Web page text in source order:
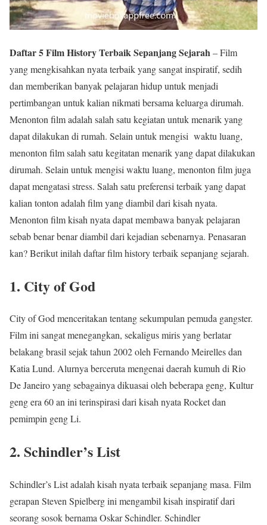
Daftar 5 Film History Terbaik Sepanjang Sejarah– Film
yang mengkisahkan nyata terbaik yang sangat inspiratif, sedih
dan memberikan banyak pelajaran hidup untuk menjadi
pertimbangan untuk kalian nikmati bersama keluarga dirumah.
Menonton film adalah salah satu kegiatan untuk menarik yang
dapat dilakukan di rumah. Selain untuk mengisi waktu luang,
menonton film salah satu kegitatan menarik yang dapat dilakukan
dirumah. Selain untuk mengisi waktu luang, menonton film juga
dapat mengatasi stress. Salah satu preferensi terbaik yang dapat
kalian tonton adalah film yang diambil dari kisah nyata.
Menonton film kisah nyata dapat membawa banyak pelajaran
sebab benar benar diambil dari kejadian sebenarnya. Penasaran
kan? Berikut inilah daftar film history terbaik sepanjang sejarah.
1. City of God
City of God menceritakan tentang sekumpulan pemuda gangster.
Film ini sangat menegangkan, sekaligus miris yang berlatar
belakang brasil sejak tahun 2002 oleh Fernando Meirelles dan
Katia Lund. Alurnya berceruta mengenai daerah kumuh di Rio
De Janeiro yang sebagainya dikuasai oleh beberapa geng, Kultur
geng era 60 an ini terinspirasi dari kisah nyata Rocket dan
pemimpin geng Li.
2. Schindler’s List
Schindler’s List adalah kisah nyata terbaik sepanjang masa. Film
gerapan Steven Spielberg ini mengambil kisah inspiratif dari
seorang sosok bernama Oskar Schindler. Schindler